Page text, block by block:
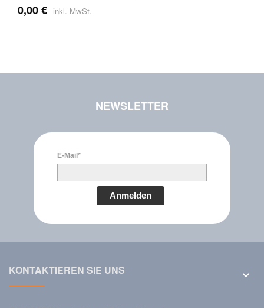
0,00 €
NEWSLETTER
E-Mail*
Anmelden
KONTAKTIEREN SIE UNS